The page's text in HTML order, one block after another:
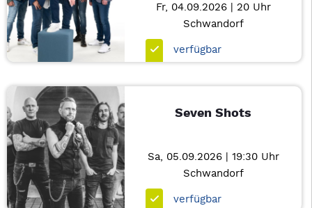
Fr, 04.09.2026 | 20 Uhr
Schwandorf
verfügbar
Seven Shots
Sa, 05.09.2026 | 19:30 Uhr
Schwandorf
verfügbar